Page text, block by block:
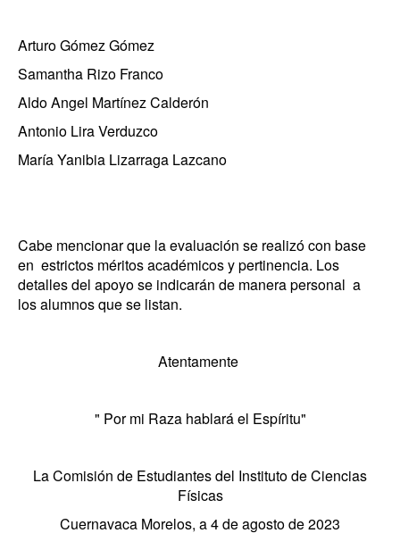
Arturo Gómez Gómez
Samantha Rizo Franco
Aldo Angel Martínez Calderón
Antonio Lira Verduzco
María Yanibia Lizarraga Lazcano
Cabe mencionar que la evaluación se realizó con base
en estrictos méritos académicos y pertinencia. Los
detalles del apoyo se indicarán de manera personal a
los alumnos que se listan.
Atentamente
" Por mi Raza hablará el Espíritu"
La Comisión de Estudiantes del Instituto de Ciencias
Físicas
Cuernavaca Morelos, a 4 de agosto de 2023